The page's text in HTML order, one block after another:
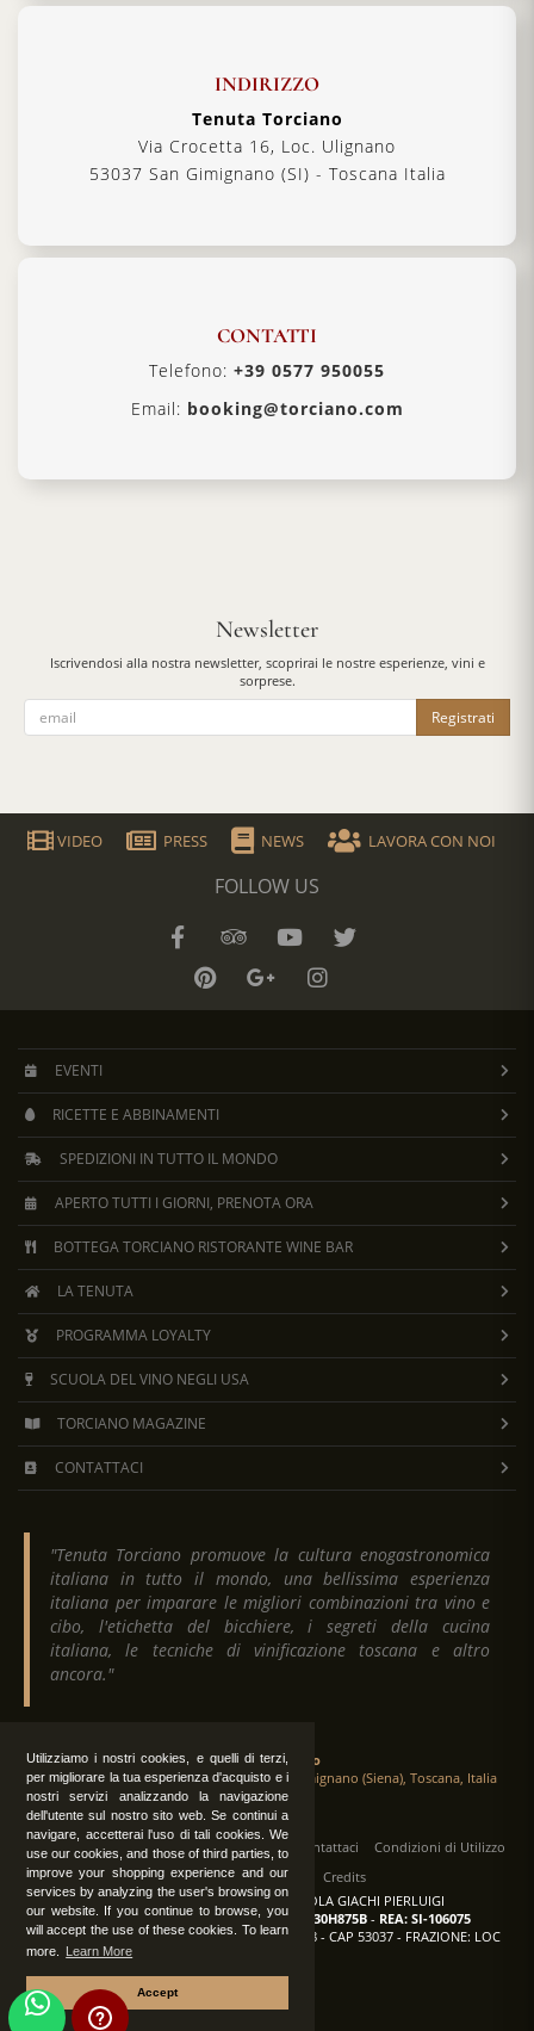
Utilizziamo i nostri cookies, e quelli di terzi,
per migliorare la tua esperienza d'acquisto e i
nostri servizi analizzando la navigazione
dell'utente sul nostro sito web. Se continui a
navigare, accetterai l'uso di tali cookies. We
use our cookies, and those of third parties, to
improve your shopping experience and our
services by analyzing the user's browsing on
our website. If you continue to browse, you
will accept the use of these cookies. To learn
more.
Learn More
Accept
INDIRIZZO
Tenuta Torciano
Via Crocetta 16, Loc. Ulignano
53037 San Gimignano (SI) - Toscana Italia
CONTATTI
Telefono: +39 0577 950055
Email: booking@torciano.com
Newsletter
Iscrivendosi alla nostra newsletter, scoprirai le nostre esperienze, vini e
sorprese.
Registrati
VIDEO PRESS NEWS LAVORA CON NOI
FOLLOW US
EVENTI
RICETTE E ABBINAMENTI
SPEDIZIONI IN TUTTO IL MONDO
APERTO TUTTI I GIORNI, PRENOTA ORA
BOTTEGA TORCIANO RISTORANTE WINE BAR
LA TENUTA
PROGRAMMA LOYALTY
SCUOLA DEL VINO NEGLI USA
TORCIANO MAGAZINE
CONTATTACI
"Tenuta Torciano promuove la cultura enogastronomica
italiana in tutto il mondo, una bellissima esperienza
italiana per imparare le migliori combinazioni tra vino e
cibo, l'etichetta del bicchiere, i segreti della cucina
italiana, le tecniche di vinificazione toscana e altro
ancora."
Tenuta Torciano
Via Crocetta 16, Loc. Ulignano 53037 San Gimignano (Siena), Toscana, Italia
Tutti i diritti sono riservati | Operatori Contattaci
Condizioni di Utilizzo
Privacy
Albo Fornitori
Credits
TENUTA TORCIANO AZIENDA AGRICOLA GIACHI PIERLUIGI
P.IVA: IT00375840527 -C.F.: GCHPLG62C30H875B- REA: SI-106075
Sede: SAN GIMIGNANO (SI) - VIA CROCETTA 18 - CAP 53037 - FRAZIONE: LOC